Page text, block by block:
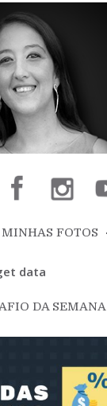
MINHAS FOTOS
data
DA SEMANA